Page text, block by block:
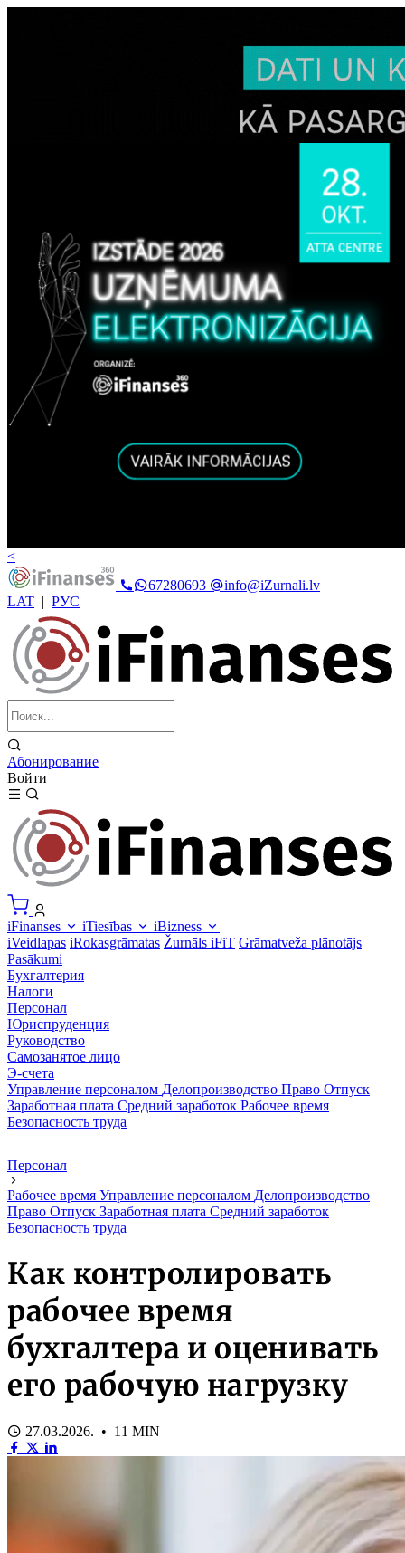
<
67280693
info@iZurnali.lv
LAT | РУС
Абонирование
Войти
iFinanses iTiesības
iBizness
iVeidlapas iRokasgrāmatas Žurnāls iFiT Grāmatveža plānotājs
Pasākumi
Бухгалтерия
Налоги
Персонал
Юриспруденция
Руководство
Самозанятое лицо
Э-счета
Управление персоналом Делопроизводство Право Отпуск
Заработная плата Средний заработок Рабочее время
Безопасность труда
Персонал
Рабочее время Управление персоналом Делопроизводство
Право Отпуск Заработная плата Средний заработок
Безопасность труда
Как контролировать
рабочее время
бухгалтера и оценивать
его рабочую нагрузку
27.03.2026. • 11 MIN